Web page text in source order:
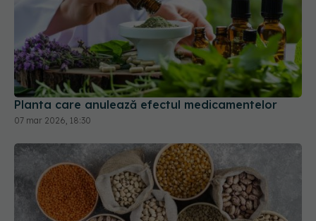
Planta care anulează efectul medicamentelor
07 mar 2026, 18:30